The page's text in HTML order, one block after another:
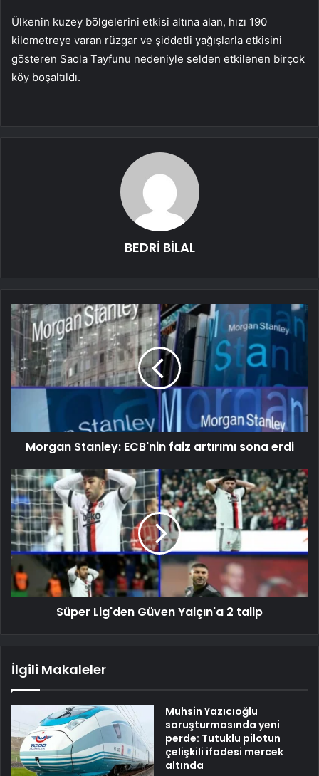
Ülkenin kuzey bölgelerini etkisi altına alan, hızı 190
kilometreye varan rüzgar ve şiddetli yağışlarla etkisini
gösteren Saola Tayfunu nedeniyle selden etkilenen birçok
köy boşaltıldı.
BEDRİ BİLAL
Morgan Stanley: ECB'nin faiz artırımı sona erdi
Süper Lig'den Güven Yalçın'a 2 talip
İlgili Makaleler
Muhsin Yazıcıoğlu
soruşturmasında yeni
perde: Tutuklu pilotun
çelişkili ifadesi mercek
altında